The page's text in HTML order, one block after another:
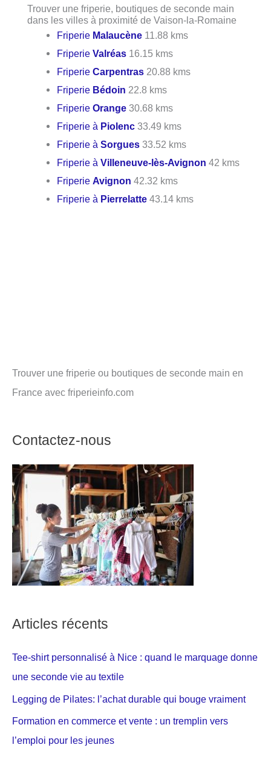
Trouver une friperie, boutiques de seconde main
dans les villes à proximité de Vaison-la-Romaine
Friperie Malaucène 11.88 kms
FriperieValréas 16.15 kms
FriperieCarpentras 20.88 kms
Friperie Bédoin 22.8 kms
FriperieOrange 30.68 kms
Friperie à Piolenc 33.49 kms
Friperie àSorgues 33.52 kms
Friperie àVilleneuve-lès-Avignon 42 kms
Friperie Avignon 42.32 kms
Friperie à Pierrelatte 43.14 kms
Trouver une friperie ou boutiques de seconde main en
France avec friperieinfo.com
Contactez-nous
Articles récents
Tee-shirt personnalisé à Nice : quand le marquage donne
une seconde vie au textile
Legging de Pilates: l’achat durable qui bouge vraiment
Formation en commerce et vente : un tremplin vers
l’emploi pour les jeunes